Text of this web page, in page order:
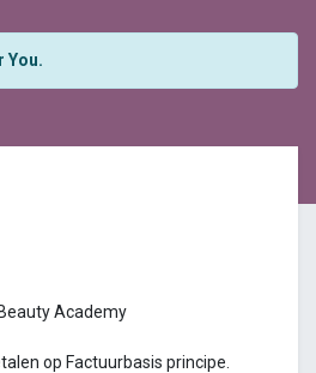
You.
Academy
op Factuurbasis principe.